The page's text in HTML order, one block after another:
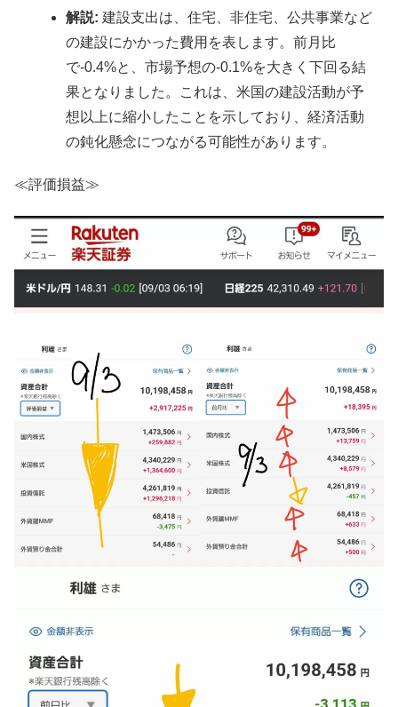
解説: 建設支出は、住宅、非住宅、公共事業など
の建設にかかった費用を表します。前月比
で-0.4%と、市場予想の-0.1%を大きく下回る結
果となりました。これは、米国の建設活動が予
想以上に縮小したことを示しており、経済活動
の鈍化懸念につながる可能性があります。
≪評価損益≫